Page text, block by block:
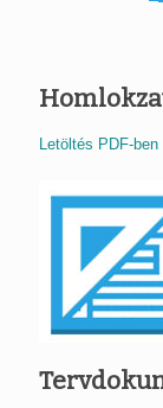
Letöltés PDF-ben